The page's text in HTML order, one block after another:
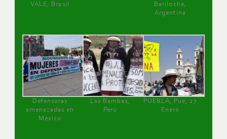
VALE, Brasil
Bariloche,
Argentina
Defensoras
amenazadas en
México
Las Bambas,
Perú
PUEBLA, Pue, 27
Enero